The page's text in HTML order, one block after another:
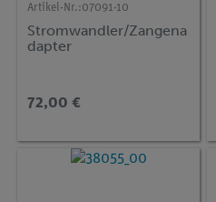
Artikel-Nr.:07091-10
Stromwandler/Zangena
dapter
72,00 €